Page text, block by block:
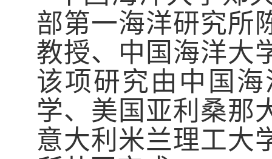
部第一海洋研究所
教授、中国海洋大
该项研究由中国
学、美国亚利桑那
意大利米兰理工大